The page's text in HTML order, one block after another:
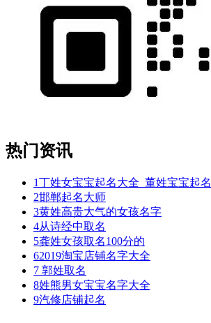
热门资讯
1丁姓女宝宝起名大全_董姓宝宝起名
2邯郸起名大师
3黄姓高贵大气的女孩名字
4从诗经中取名
5龚姓女孩取名100分的
62019淘宝店铺名字大全
7 郭姓取名
8姓熊男女宝宝名字大全
9汽修店铺起名